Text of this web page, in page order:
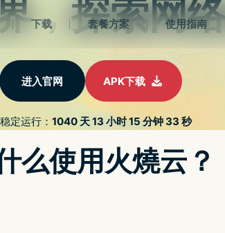
首页
AI